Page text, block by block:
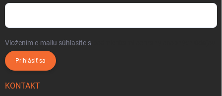
Vložením e-mailu súhlasíte s
Prihlásiť sa
KONTAKT